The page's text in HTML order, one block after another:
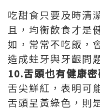
吃甜食只要及時清
且，均衡飲食才是
如，常常不吃飯，
造成蛀牙與牙齦問
10.舌頭也有健康密
舌尖鮮紅，表明可
舌頭呈黃綠色，則